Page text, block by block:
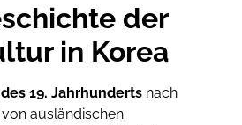
der
in Korea
19. Jahrhundertsnach
ausländischen